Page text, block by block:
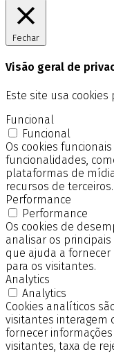
Fechar
Visão geral de
Este site usa
Funcional
Funcional
Os cookies
funcionalidades,
plataformas de
recursos de terceiros.
Performance
Performance
Os cookies de
analisar os
que ajuda a
para os visitantes.
Analytics
Analytics
Cookies analíticos
visitantes interagem
fornecer
visitantes, taxa de